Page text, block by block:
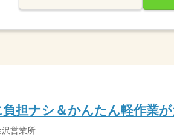
担ナシ＆かんたん軽作業
沢営業所